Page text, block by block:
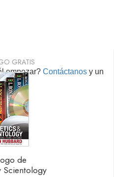
empezar? Contáctanos y un
GRATIS
de
Scientology